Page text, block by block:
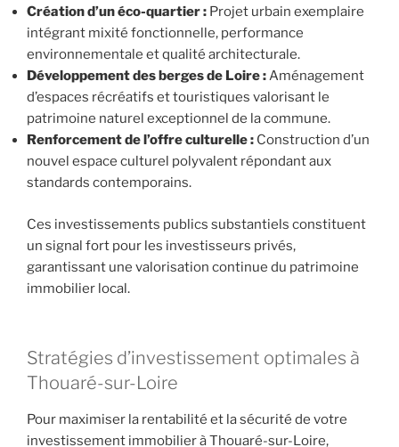
Création d’un éco-quartier : Projet urbain exemplaire
intégrant mixité fonctionnelle, performance
environnementale et qualité architecturale.
Développement des berges de Loire :Aménagement
d’espaces récréatifs et touristiques valorisant le
patrimoine naturel exceptionnel de la commune.
Renforcement de l’offre culturelle : Construction d’un
nouvel espace culturel polyvalent répondant aux
standards contemporains.
Ces investissements publics substantiels constituent
un signal fort pour les investisseurs privés,
garantissant une valorisation continue du patrimoine
immobilier local.
Stratégies d’investissement optimales à
Thouaré-sur-Loire
Pour maximiser la rentabilité et la sécurité de votre
investissement immobilier à Thouaré-sur-Loire,